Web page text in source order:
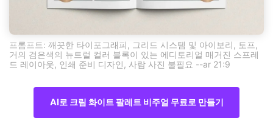
프롬프트: 깨끗한 타이포그래피, 그리드 시스템 및 아이보리, 토프,
거의 검은색의 뉴트럴 컬러 블록이 있는 에디토리얼 매거진 스프레
드 레이아웃, 인쇄 준비 디자인, 사람 사진 불필요 --ar 21:9
AI로 크림 화이트 팔레트 비주얼 무료로 만들기